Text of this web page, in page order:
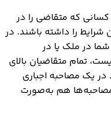
که متقاضی را در
شرایط را داشته باشند. در
شما در ملک یا در
تمام متقاضیان بالای
در یک مصاحبه اجباری
هم به‌صورت